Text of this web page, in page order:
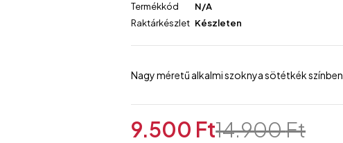
Termékkód
N/A
Raktárkészlet Készleten
Nagy méretű alkalmi szoknya sötétkék színben.
14.900Ft
9.500 Ft